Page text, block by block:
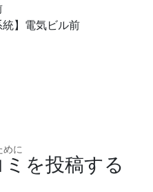
】電気ビル前
めに
を投稿する